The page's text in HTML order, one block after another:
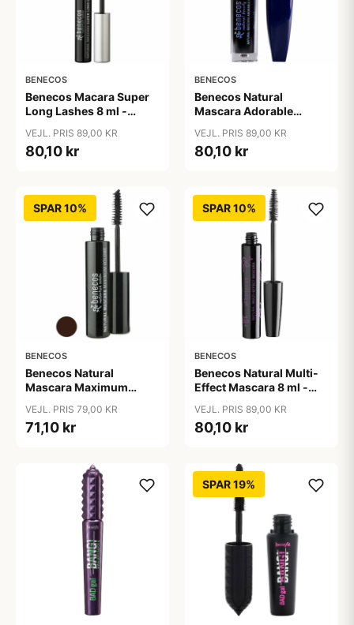
BENECOS
Benecos Macara Super
Long Lashes 8 ml -
VEJL. PRIS 89,00 KR
80,10 kr
BENECOS
Benecos Natural
Mascara Adorable
Ocean
VEJL. PRIS 89,00 KR
80,10 kr
SPAR 10%
BENECOS
Benecos Natural
Mascara Maximum
Brown
VEJL. PRIS 79,00 KR
71,10 kr
SPAR 10%
BENECOS
Benecos Natural Multi-
Effect Mascara 8 ml -
VEJL. PRIS 89,00 KR
80,10 kr
SPAR 19%